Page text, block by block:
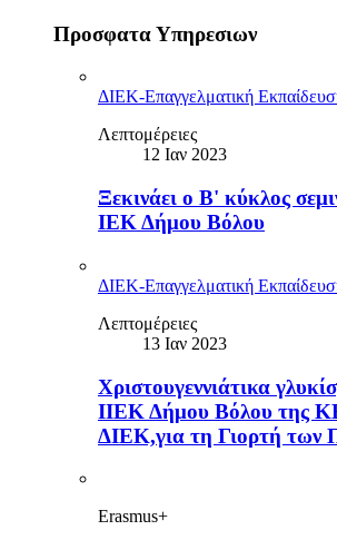
Προσφατα Υπηρεσιων
ΔΙΕΚ-Επαγγελματική
Λεπτομέρειες
12 Ιαν 2023
Ξεκινάει ο B' κύκλος
ΙΕΚ Δήμου Βόλου
ΔΙΕΚ-Επαγγελματική
Λεπτομέρειες
13 Ιαν 2023
Χριστουγεννιάτικα
ΙΙΕΚ Δήμου Βόλου της
ΔΙΕΚ,για τη Γιορτή των
Erasmus+